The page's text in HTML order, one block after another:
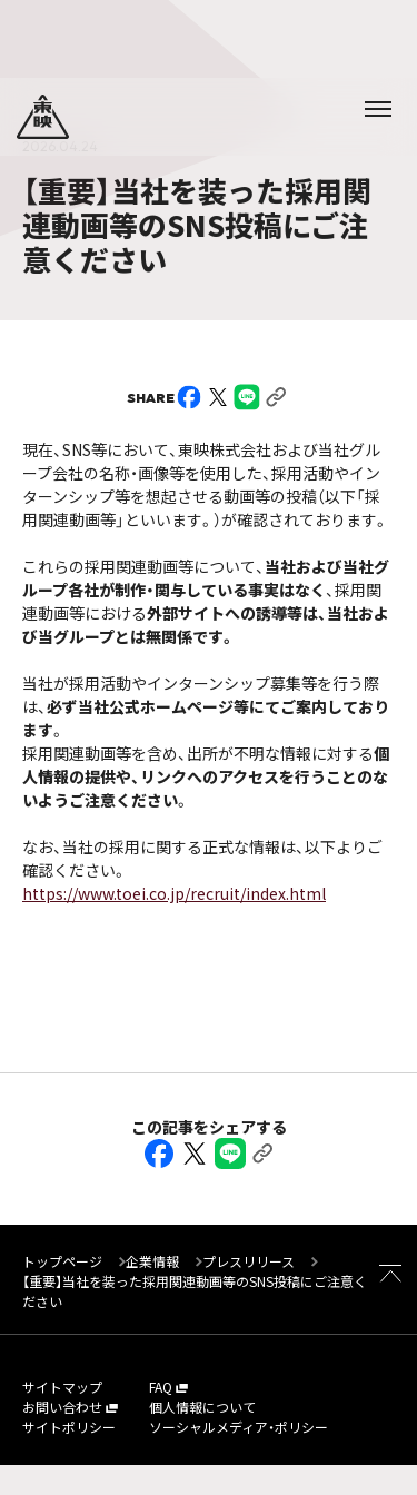
【重要】当社を装った採用関
連動画等のSNS投稿にご注
意ください
SHARE
現在、SNS等において、東映株式会社および当社グル
ープ会社の名称・画像等を使用した、採用活動やイン
ターンシップ等を想起させる動画等の投稿（以下「採
用関連動画等」といいます。）が確認されております。
これらの採用関連動画等について、 当社および当社グ
ループ各社が制作・関与している事実はなく 、採用関
連動画等における外部サイトへの誘導等は、当社およ
び当グループとは無関係です。
当社が採用活動やインターンシップ募集等を行う際
は、必ず当社公式ホームページ等にてご案内しており
ます。
採用関連動画等を含め、出所が不明な情報に対する個
人情報の提供や、リンクへのアクセスを行うことのな
いようご注意ください。
なお、当社の採用に関する正式な情報は、以下よりご
確認ください。
https://www.toei.co.jp/recruit/index.html
この記事をシェアする
トップページ 企業情報
プレスリリース
【重要】当社を装った採用関連動画等のSNS投稿にご注意く
ださい
サイトマップ
FAQ
お問い合わせ
個人情報について
サイトポリシー
ソーシャルメディア・ポリシー